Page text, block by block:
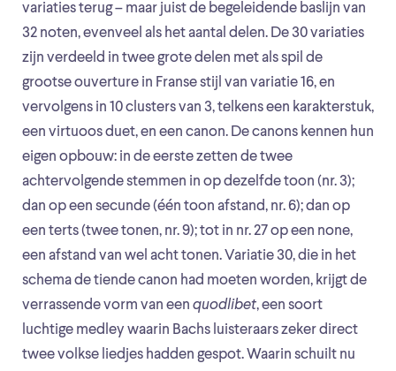
variaties terug – maar juist de begeleidende baslijn van
32 noten, evenveel als het aantal delen. De 30 variaties
zijn verdeeld in twee grote delen met als spil de
grootse ouverture in Franse stijl van variatie 16, en
vervolgens in 10 clusters van 3, telkens een karakterstuk,
een virtuoos duet, en een canon. De canons kennen hun
eigen opbouw: in de eerste zetten de twee
achtervolgende stemmen in op dezelfde toon (nr. 3);
dan op een secunde (één toon afstand, nr. 6); dan op
een terts (twee tonen, nr. 9); tot in nr. 27 op een none,
een afstand van wel acht tonen. Variatie 30, die in het
schema de tiende canon had moeten worden, krijgt de
verrassende vorm van een quodlibet, een soort
luchtige medley waarin Bachs luisteraars zeker direct
twee volkse liedjes hadden gespot. Waarin schuilt nu